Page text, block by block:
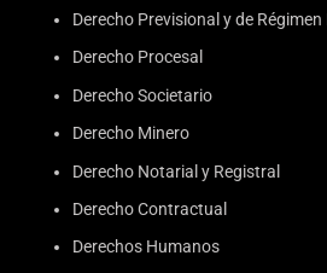
Derecho Previsional y de
Derecho Procesal
Derecho Societario
Derecho Minero
Derecho Notarial y Registral
Derecho Contractual
Derechos Humanos